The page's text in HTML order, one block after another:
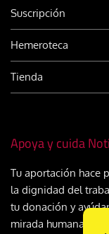
Suscripción
Hemeroteca
Tienda
Apoya y cuida
Tu aportación hace
la dignidad del
tu donación y
mirada humana y